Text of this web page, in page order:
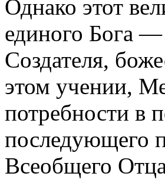
Однако этот
единого Бога —
Создателя,
этом учении,
потребности в
последующего
Всеобщего